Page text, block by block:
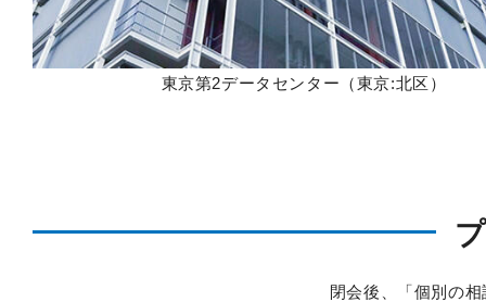
東京第2データセンター（東京:北区）
閉会後、「個別の